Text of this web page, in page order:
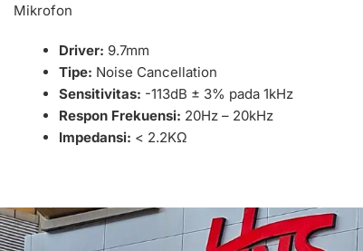
Mikrofon
Driver: 9.7mm
Tipe: Noise Cancellation
Sensitivitas: -113dB ± 3% pada 1kHz
Respon Frekuensi: 20Hz – 20kHz
Impedansi: < 2.2KΩ